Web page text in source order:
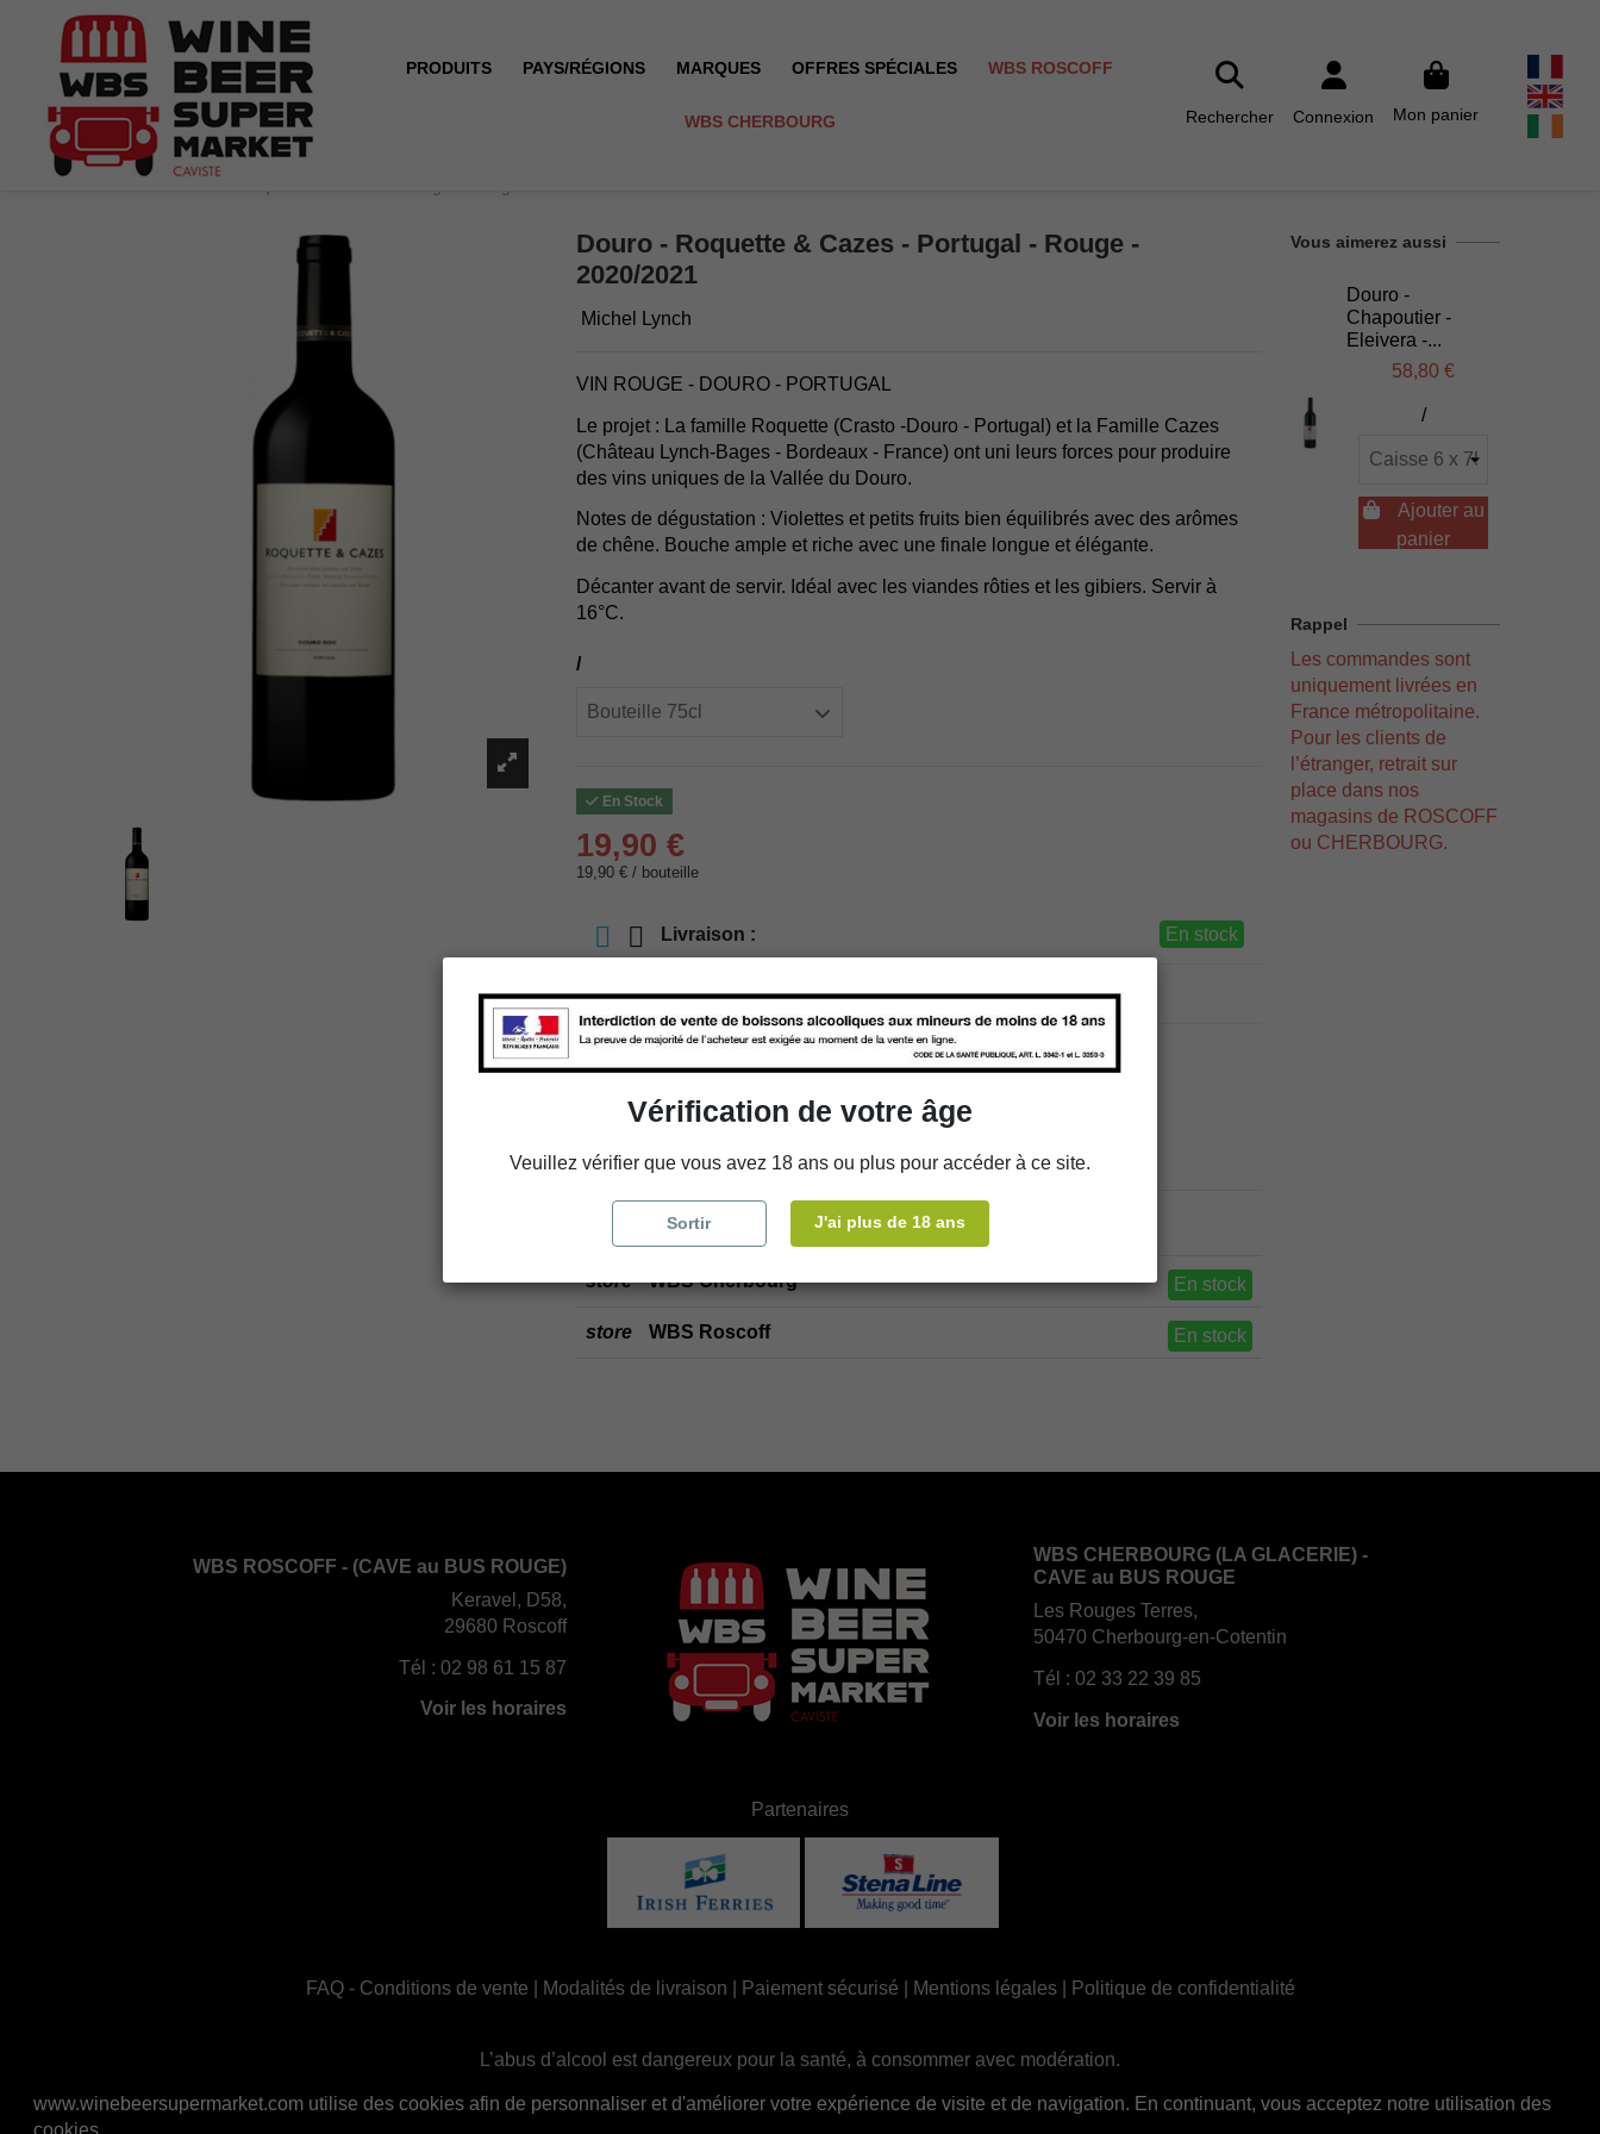
PRODUITS PAYS/RÉGIONS MARQUES OFFRES SPÉCIALES WBS ROSCOFF
WBS CHERBOURG Rechercher Connexion Mon panier
Douro - Roquette & Cazes - Portugal - Rouge -
2020/2021
Michel Lynch
VIN ROUGE - DOURO - PORTUGAL
Le projet : La famille Roquette (Crasto -Douro - Portugal) et la Famille Cazes
(Château Lynch-Bages - Bordeaux - France) ont uni leurs forces pour produire
des vins uniques de la Vallée du Douro.
Notes de dégustation : Violettes et petits fruits bien équilibrés avec des arômes
de chêne. Bouche ample et riche avec une finale longue et élégante.
Décanter avant de servir. Idéal avec les viandes rôties et les gibiers. Servir à
16°C.
/
En Stock
19,90 €
19,90 € / bouteille
Livraison : En stock
store Retrait en magasin
Choisir un magasin
Ajouter au panier
Disponibilité en magasin
store WBS Cherbourg En stock
store WBS Roscoff En stock
Vous aimerez aussi
Douro -
Chapoutier -
Eleivera -...
58,80 €
/
Ajouter au
panier
Rappel
Les commandes sont
uniquement livrées en
France métropolitaine.
Pour les clients de
l’étranger, retrait sur
place dans nos
magasins de ROSCOFF
ou CHERBOURG.
WBS ROSCOFF - (CAVE au BUS ROUGE)
Keravel, D58,
29680 Roscoff
Tél : 02 98 61 15 87
Voir les horaires
WBS CHERBOURG (LA GLACERIE) -
CAVE au BUS ROUGE
Les Rouges Terres,
50470 Cherbourg-en-Cotentin
Tél : 02 33 22 39 85
Voir les horaires
Partenaires
FAQ- Conditions de vente Modalités de livraison Paiement sécurisé Mentions légales| Politique de confidentialité
L’abus d’alcool est dangereux pour la santé, à consommer avec modération.
www.winebeersupermarket.com utilise des cookies afin de personnaliser et d'améliorer votre expérience de visite et de navigation. En continuant, vous acceptez notre utilisation des
Vérification de votre âge
Veuillez vérifier que vous avez 18 ans ou plus pour accéder à ce site.
Sortir J'ai plus de 18 ans